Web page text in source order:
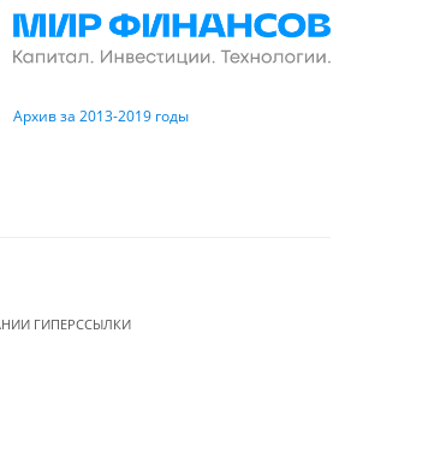
Архив за 2013-2019 годы
ГИПЕРССЫЛКИ